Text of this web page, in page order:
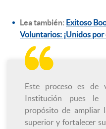
Lea también: Exitoso
Voluntarios: ¡Unidos por

Este proceso es de
Institución pues le
propósito de ampliar
superior y fortalecer